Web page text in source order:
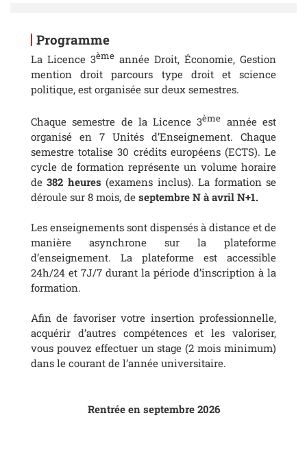
Programme
La Licence 3ème année Droit, Économie, Gestion
mention droit parcours type droit et science
politique, est organisée sur deux semestres.
Chaque semestre de la Licence 3ème année est
organisé en 7 Unités d’Enseignement. Chaque
semestre totalise 30 crédits européens (ECTS). Le
cycle de formation représente un volume horaire
de382 heures(examens inclus). La formation se
déroule sur 8 mois, de septembre N à avril N+1.
Les enseignements sont dispensés à distance et de
manière asynchrone sur la plateforme
d’enseignement. La plateforme est accessible
24h/24 et 7J/7 durant la période d’inscription à la
formation.
Afin de favoriser votre insertion professionnelle,
acquérir d’autres compétences et les valoriser,
vous pouvez effectuer un stage (2 mois minimum)
dans le courant de l’année universitaire.
Rentrée en septembre 2026